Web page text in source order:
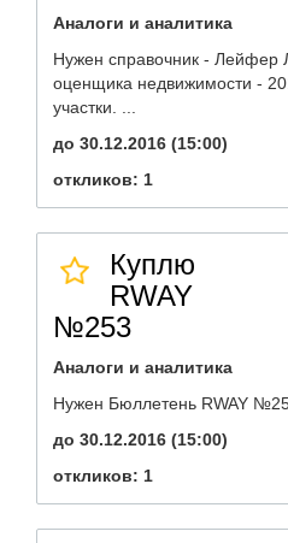
Аналоги и аналитика
Нужен справочник - Лейфер
оценщика недвижимости -
участки. ...
до 30.12.2016 (15:00)
откликов: 1
Куплю
RWAY
№253
Аналоги и аналитика
Нужен Бюллетень RWAY
до 30.12.2016 (15:00)
откликов: 1